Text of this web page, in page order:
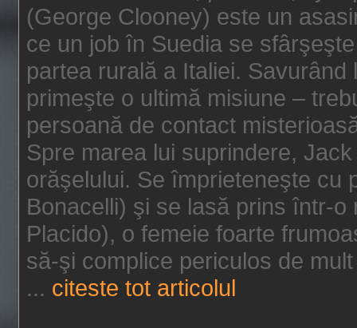
(George Clooney) este un
ce un job în Suedia se
partea rurală a Italiei.
primeşte o ultimă misiune –
persoană de contact
Spre marea lui suprindere,
orăşelului. Se împrieteneşte cu
Bonacelli) şi se lasă prins într-
Placido), o femeie foarte
să-şi complice periculos de
... citeste tot articolul